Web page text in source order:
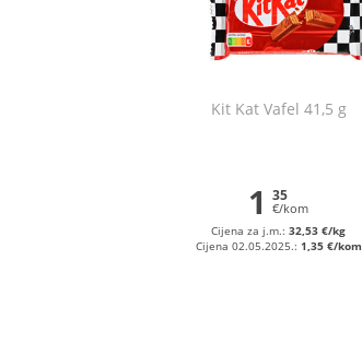
Kit Kat Vafel 41,5 g
1 35
€/kom
Cijena za j.m.:32,53 €/kg
Cijena 02.05.2025.: 1,35 €/kom